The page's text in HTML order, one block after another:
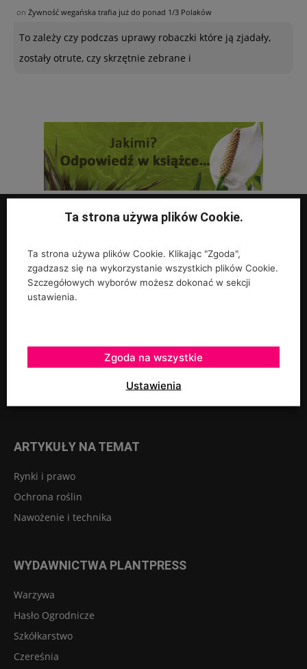
on Żywność wegańska trafia już do ponad 1/3 Polaków
To zależy czy podczas uprawy robaczki które ją zjadały,
zostały otrute, czy skrzętnie zebrane i
UPRAWY
Rośliny ozdobne
ARTYKUŁY NA TEMAT
Rynki i prawo
Ochrona roślin
Nawożenie i technika
WYDAWNICTWA PLANTPRESS
Warzywa
Hasło Ogrodnicze
Szkółkarstwo
Czereśnia
Ta strona używa plików Cookie.
Ta strona używa plików Cookie. Klikając "Zgoda",
zgadzasz się na wykorzystanie wszystkich plików Cookie.
Szczegółowych wyborów możesz dokonać w sekcji
ustawienia.
Ustawienia
Zgoda na wszystkie